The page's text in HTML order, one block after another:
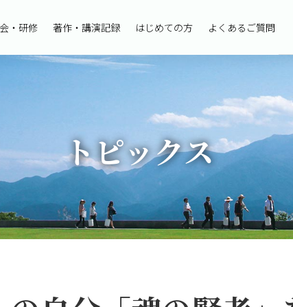
・研修 著作・講演記録 はじめての方 よくあるご質問
トピックス